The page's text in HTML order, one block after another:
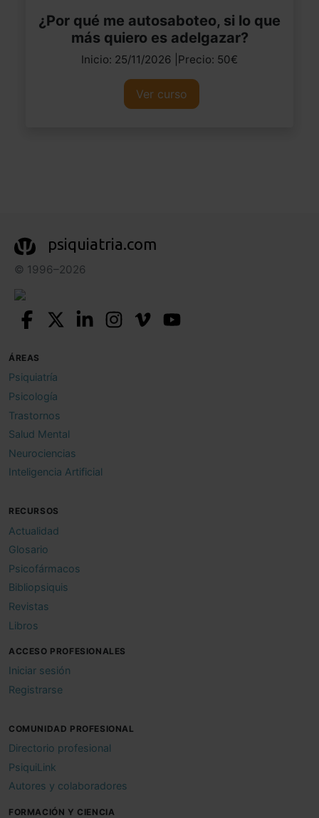
¿Por qué me autosaboteo, si lo que
más quiero es adelgazar?
Inicio: 25/11/2026 |Precio: 50€
Ver curso
psiquiatria.com
© 1996–2026
ÁREAS
Psiquiatría
Psicología
Trastornos
Salud Mental
Neurociencias
Inteligencia Artificial
RECURSOS
Actualidad
Glosario
Psicofármacos
Bibliopsiquis
Revistas
Libros
ACCESO PROFESIONALES
Iniciar sesión
Registrarse
COMUNIDAD PROFESIONAL
Directorio profesional
PsiquiLink
Autores y colaboradores
FORMACIÓN Y CIENCIA